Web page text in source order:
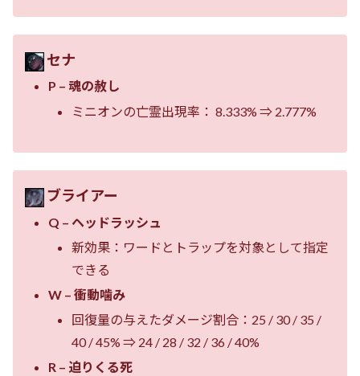
セナ
P – 魂の赦し
ミニオンの亡霊出現率： 8.333% ⇒ 2.777%
ブライアー
Q – ヘッドラッシュ
新効果：ワードとトラップを対象として指定
できる
W – 衝動噛み
回復量の与えたダメージ割合：25 / 30 / 35 /
40 / 45% ⇒ 24 / 28 / 32 / 36 / 40%
R – 迫りくる死